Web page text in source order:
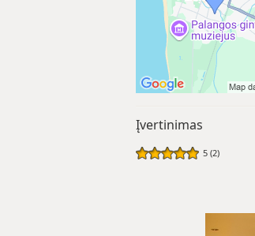
Įvertinimas
5 (2)